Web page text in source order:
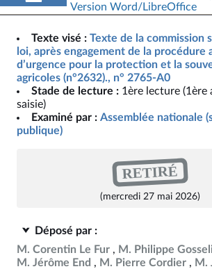
Version Word/LibreOffice
Texte visé : Texte de la commission
loi, après engagement de la procédure
d’urgence pour la protection et la
agricoles (n°2632)., n° 2765-A0
Stade de lecture : 1ère lecture (1ère
saisie)
Examiné par : Assemblée nationale
publique)
RETIRÉ
(mercredi 27 mai 2026)
Déposé par :
M. Corentin Le Fur
M. Philippe
M. Jérôme End
M. Pierre Cordier
M.